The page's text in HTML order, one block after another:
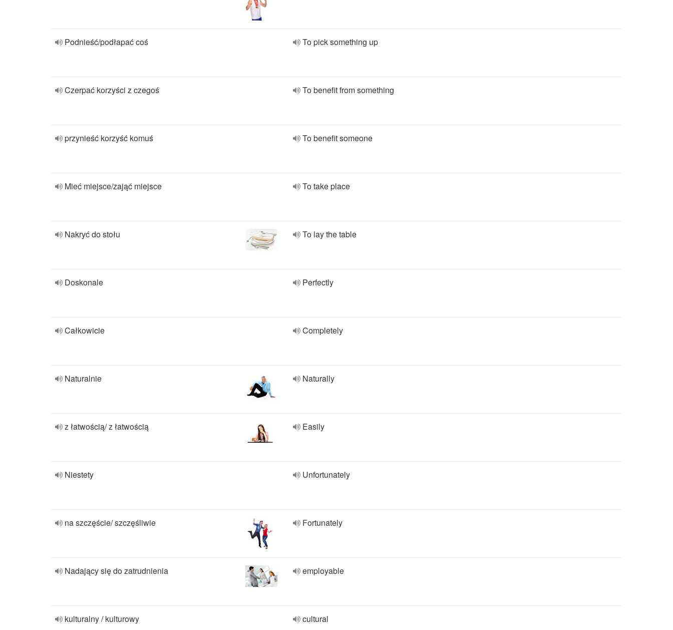
Podnieść/podłapać coś To pick something up
Czerpać korzyści z czegoś To benefit from something
przynieść korzyść komuś To benefit someone
Mieć miejsce/zająć miejsce To take place
Nakryć do stołu To lay the table
Doskonale Perfectly
Całkowicie Completely
Naturalnie Naturally
z łatwością/ z łatwością Easily
Niestety Unfortunately
na szczęście/ szczęśliwie Fortunately
Nadający się do zatrudnienia employable
kulturalny / kulturowy cultural